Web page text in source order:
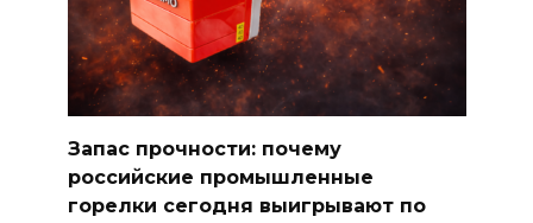
Запас прочности: почему
российские промышленные
горелки сегодня выигрывают по